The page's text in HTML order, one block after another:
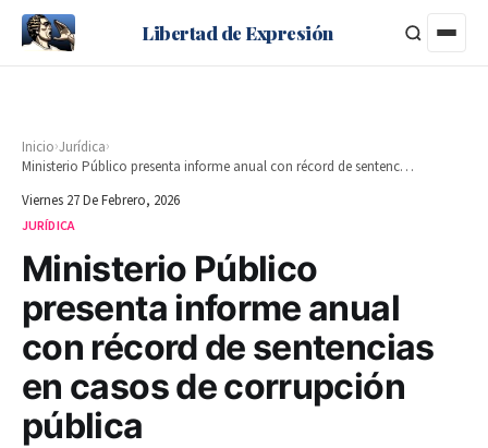
Libertad de Expresión
Inicio›Jurídica›
Ministerio Público presenta informe anual con récord de sentencias en casos de corrupción pública
Viernes 27 De Febrero, 2026
JURÍDICA
Ministerio Público
presenta informe anual
con récord de sentencias
en casos de corrupción
pública